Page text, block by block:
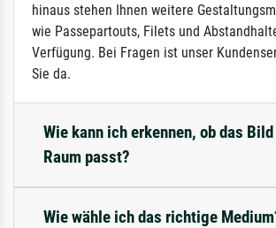
hinaus stehen Ihnen weitere
wie Passepartouts, Filets und
Verfügung. Bei Fragen ist unser
Sie da.
Wie kann ich erkennen, ob das
Raum passt?
Wie wähle ich das richtige